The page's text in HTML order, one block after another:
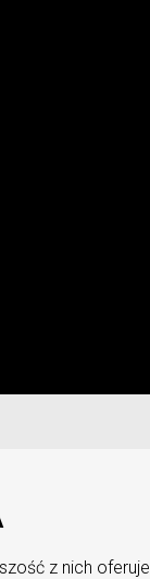
z nich oferuje